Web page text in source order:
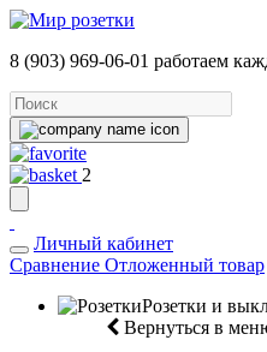
8 (903) 969-06-01 работаем
2
Личный кабинет
Сравнение Отложенный товар
Розетки и
Вернуться в